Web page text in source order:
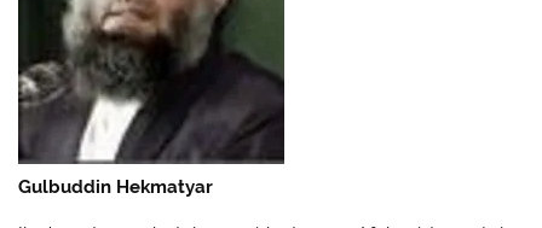
Gulbuddin Hekmatyar